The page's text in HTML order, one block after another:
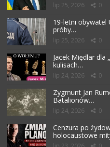
lip 25, 2026 0
19-letni obywatel
próby…
lip 25, 2026 0
Jacek Międlar dla
kulisach…
lip 24, 2026 0
Zygmunt Jan
Batalionów…
lip 24, 2026 0
Cenzura po
holocaustowe